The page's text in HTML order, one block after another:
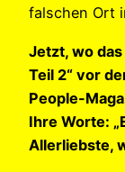
falschen Ort
Jetzt, wo
Teil 2“ vor
People-
Ihre Worte:
Allerliebste,